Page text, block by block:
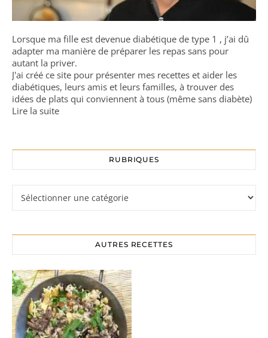
Lorsque ma fille est devenue diabétique de type 1 , j’ai dû
adapter ma manière de préparer les repas sans pour
autant la priver.
J'ai créé ce site pour présenter mes recettes et aider les
diabétiques, leurs amis et leurs familles, à trouver des
idées de plats qui conviennent à tous (même sans diabète)
Lire la suite
RUBRIQUES
AUTRES RECETTES